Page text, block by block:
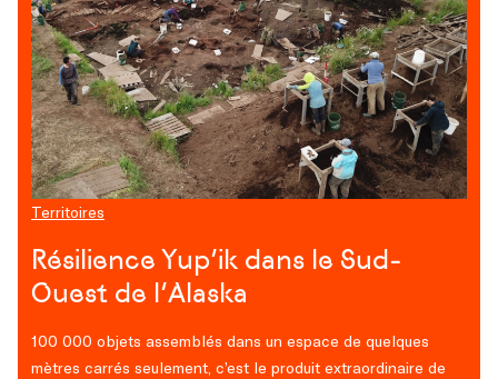
Territoires
Résilience Yup’ik dans le Sud-
Ouest de l’Alaska
100 000 objets assemblés dans un espace de quelques
mètres carrés seulement, c’est le produit extraordinaire de